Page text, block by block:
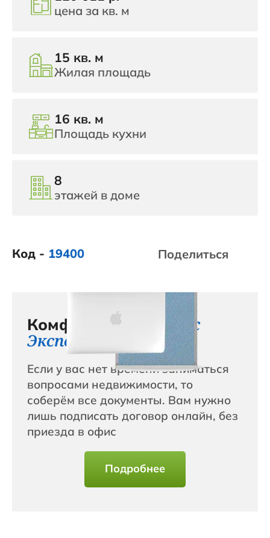
цена за кв. м
15 кв. м
Жилая площадь
16 кв. м
Площадь кухни
8
этажей в доме
Код - 19400 Поделиться
Комфортный сервис с
Эксперт+
Если у вас нет времени заниматься
вопросами недвижимости, то
соберём все документы. Вам нужно
лишь подписать договор онлайн, без
приезда в офис
Подробнее